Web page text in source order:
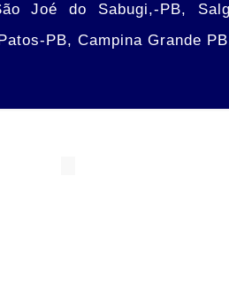
Joé do Sabugi,-PB,
PB, Campina Grande